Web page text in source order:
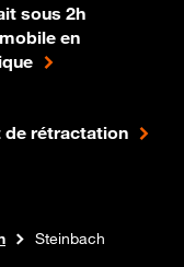
sous 2h
en
de rétractation
Steinbach